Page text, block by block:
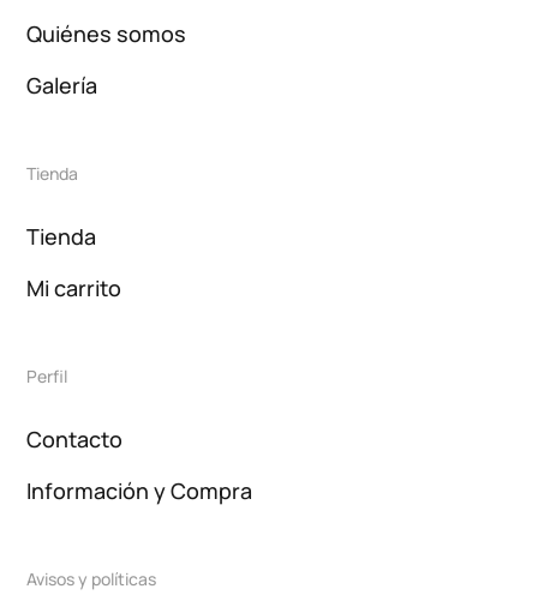
Quiénes somos
Galería
Tienda
Tienda
Mi carrito
Perfil
Contacto
Información y Compra
Avisos y políticas